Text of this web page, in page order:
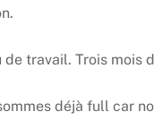
travail. Trois mois
déjà full car